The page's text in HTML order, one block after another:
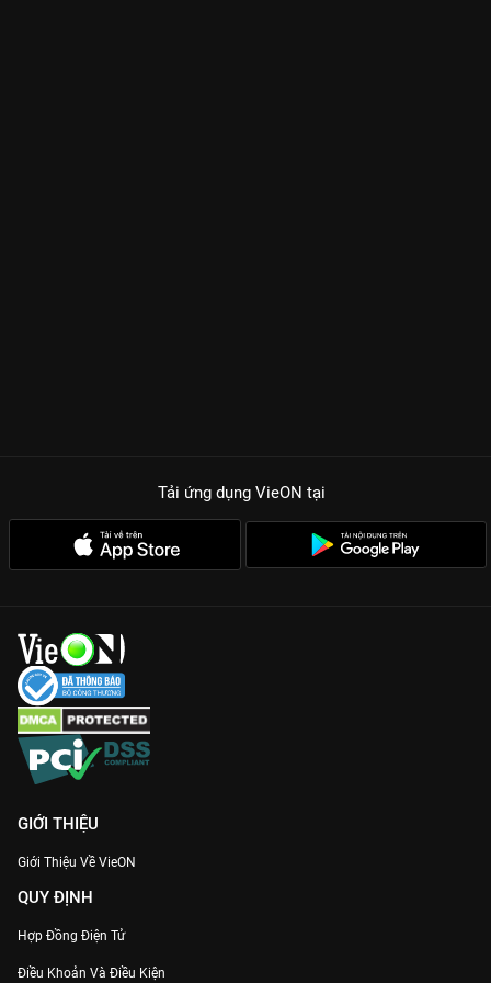
Tải ứng dụng VieON tại
GIỚI THIỆU
Giới Thiệu Về VieON
QUY ĐỊNH
Hợp Đồng Điện Tử
Điều Khoản Và Điều Kiện